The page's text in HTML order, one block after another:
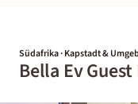
Südafrika · Kapstadt &
Bella Ev